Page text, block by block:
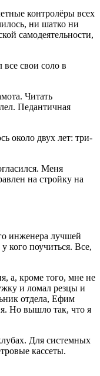
контролёры всех
ни шатко ни
самодеятельности,
свои соло в
Читать
Педантичная
около двух лет: три-
Меня
на стройку на
инженера лучшей
кого поучиться. Все,
а, кроме того, мне не
и ломал резцы и
отдела, Ефим
Но вышло так, что я
Для системных
кассеты.